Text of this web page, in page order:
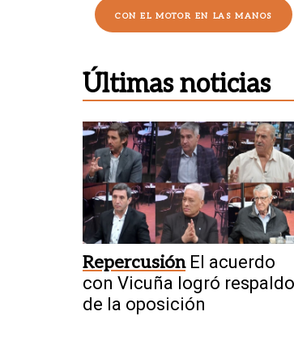
CON EL MOTOR EN LAS MANOS
Últimas noticias
Repercusión El acuerdo
con Vicuña logró respaldo
de la oposición